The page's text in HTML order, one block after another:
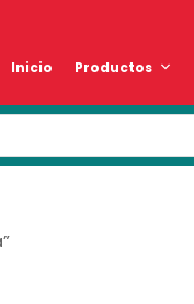
Inicio Productos